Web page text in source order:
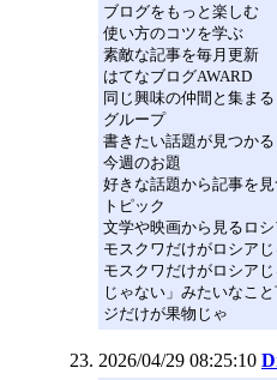
ブログをもっと楽しむ
使い方のコツを学ぶ
素敵な記事を毎月更新
はてなブログAWARD
同じ興味の仲間と集まる
グループ
書きたい話題が見つかる
今週のお題
好きな話題から記事を
トピック
文学や映画から見るロ
モスクワだけがロシア
モスクワだけがロシア
じゃない」みたいなこ
ジだけが果物じゃ
2026/04/29 08:25:10